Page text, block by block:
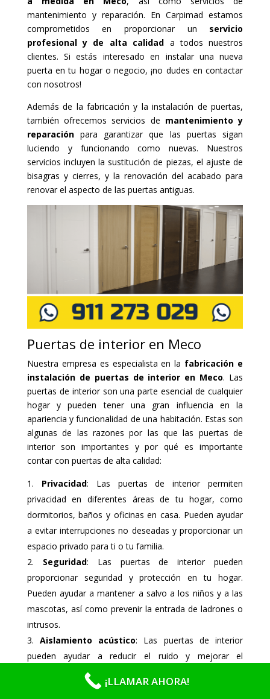
mantenimiento y reparación. En Carpimad estamos
comprometidos en proporcionar un servicio
profesional y de alta calidad a todos nuestros
clientes. Si estás interesado en instalar una nueva
puerta en tu hogar o negocio, ¡no dudes en contactar
con nosotros!
Además de la fabricación y la instalación de puertas,
también ofrecemos servicios de mantenimiento y
reparaciónpara garantizar que las puertas sigan
luciendo y funcionando como nuevas. Nuestros
servicios incluyen la sustitución de piezas, el ajuste de
bisagras y cierres, y la renovación del acabado para
renovar el aspecto de las puertas antiguas.
Puertas de interior en Meco
Nuestra empresa es especialista en la fabricación e
instalación de puertas de interior en Meco. Las
puertas de interior son una parte esencial de cualquier
hogar y pueden tener una gran influencia en la
apariencia y funcionalidad de una habitación. Estas son
algunas de las razones por las que las puertas de
interior son importantes y por qué es importante
contar con puertas de alta calidad:
Privacidad: Las puertas de interior permiten
privacidad en diferentes áreas de tu hogar, como
dormitorios, baños y oficinas en casa. Pueden ayudar
a evitar interrupciones no deseadas y proporcionar un
espacio privado para ti o tu familia.
Seguridad: Las puertas de interior pueden
proporcionar seguridad y protección en tu hogar.
Pueden ayudar a mantener a salvo a los niños y a las
mascotas, así como prevenir la entrada de ladrones o
intrusos.
Aislamiento acústico: Las puertas de interior
pueden ayudar a reducir el ruido y mejorar el
aislamiento acústico entre habitaciones. Esto puede
ser especialmente importante en hogares con niños o
¡LLAMAR AHORA!